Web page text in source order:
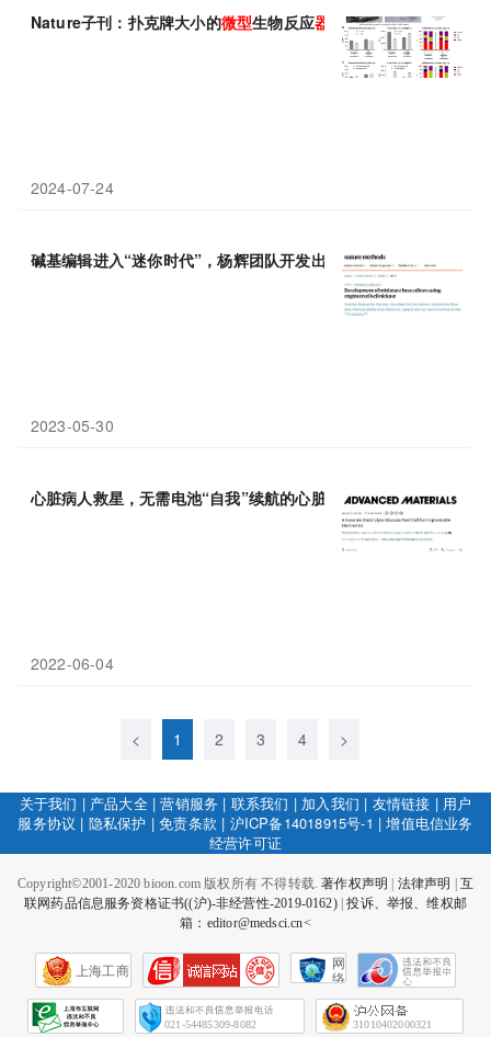
Nature子刊：扑克牌大小的微型生物反应器 ，能够高效批量生产
2024-07-24
碱基编辑进入“迷你时代”，杨辉团队开发出基于Cas9祖先IscB的
2023-05-30
​心脏病人救星，无需电池“自我”续航的心脏 起搏器来了！
2022-06-04
< 1 2 3 4 >
关于我们 | 产品大全|营销服务 | 联系我们 | 加入我们 | 友情链接 | 用户
服务协议 | 隐私保护 |免责条款 | 沪ICP备14018915号-1 |增值电信业务
经营许可证
Copyright©2001-2020 bioon.com 版权所有 不得转载.著作权声明 法律声明
互
联网药品信息服务资格证书((沪)-非经营性-2019-0162)|投诉、举报、维权邮
箱：editor@medsci.cn<
上海工商
网
络
会
征
021-54485309-8082 31010402000321